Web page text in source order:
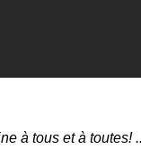
à tous et à toutes!